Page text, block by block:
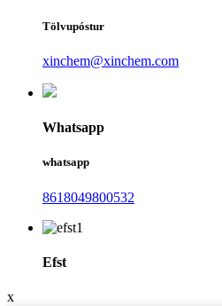
Tölvupóstur
xinchem@xinchem.com
Whatsapp
whatsapp
8618049800532
Efst
x